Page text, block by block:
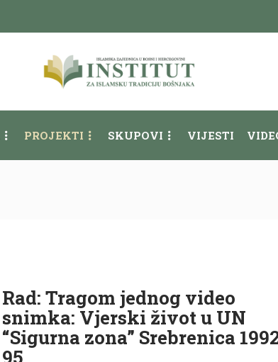
PROJEKTI SKUPOVI VIJESTI
Rad: Tragom jednog video
snimka: Vjerski život u UN
“Sigurna zona” Srebrenica